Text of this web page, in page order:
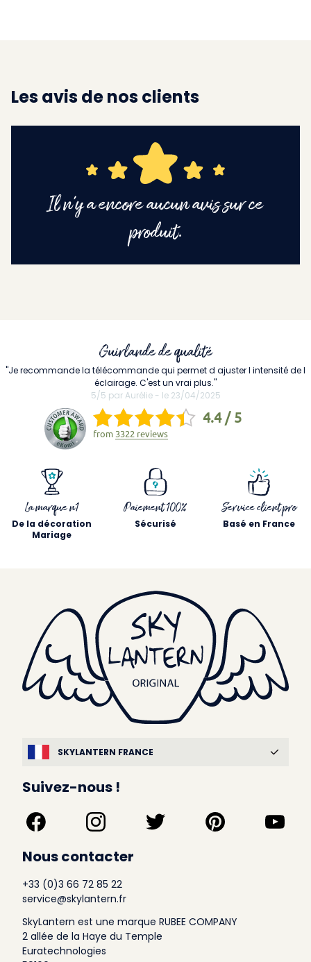
Les avis de nos clients
Il n'y a encore aucun avis sur ce
produit.
La marque n1
De la décoration
Mariage
Paiement 100%
Sécurisé
Service client pro
Basé en France
Guirlande de qualité
"Je recommande la télécommande qui permet d ajuster l intensité de l
éclairage. C'est un vrai plus."
5/5 par Aurélie - le 23/04/2025
4.4 / 5
from 3322 reviews
SKYLANTERN FRANCE
Suivez-nous !
Nous contacter
+33 (0)3 66 72 85 22
service@skylantern.fr
SkyLantern est une marque RUBEE COMPANY
2 allée de la Haye du Temple
Euratechnologies